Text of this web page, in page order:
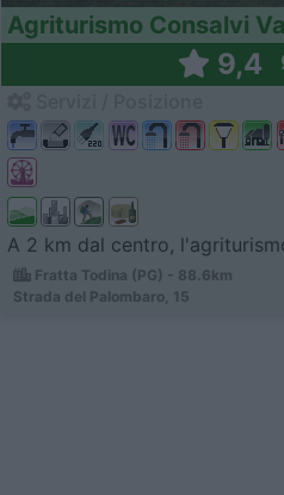
Agriturismo Consalvi
9,4
A 2 km dal centro,
Fratta Todina (PG) - 88.6km
Strada del Palombaro, 15